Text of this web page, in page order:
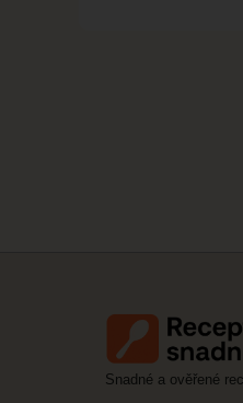
Snadné a ověřené